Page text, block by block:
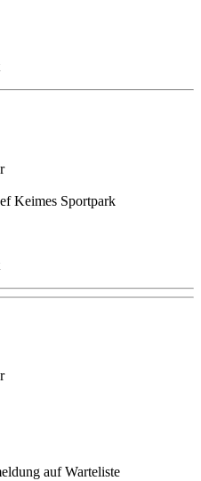
Keimes Sportpark
auf Warteliste